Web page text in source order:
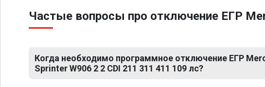
Частые вопросы про отключение ЕГР
Когда необходимо программное отключение ЕГР
Sprinter W906 2 2 CDI 211 311 411 109 лс?